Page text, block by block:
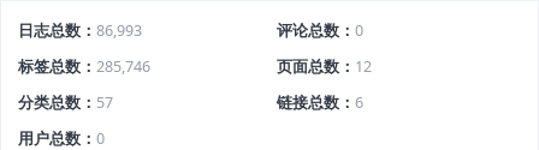
日志总数 86,993 评论总数
0
标签总数
285,746 页面总数
12
分类总数
57 链接总数
6
用户总数
0